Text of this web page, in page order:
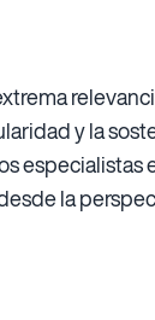
y la
la